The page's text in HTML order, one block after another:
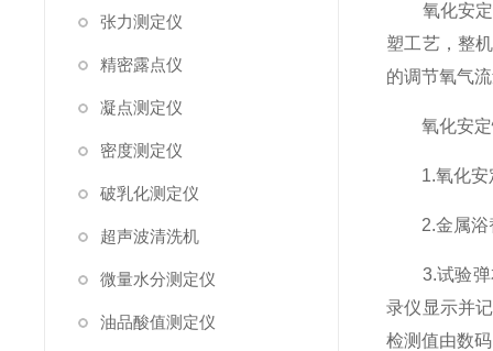
张力测定仪
精密露点仪
凝点测定仪
密度测定仪
破乳化测定仪
超声波清洗机
微量水分测定仪
油品酸值测定仪
氧化安定性
塑工艺，整
的调节氧气
氧化安定
1.氧化安定
2.金属浴替
3.试验弹本
录仪显示并
检测值由数